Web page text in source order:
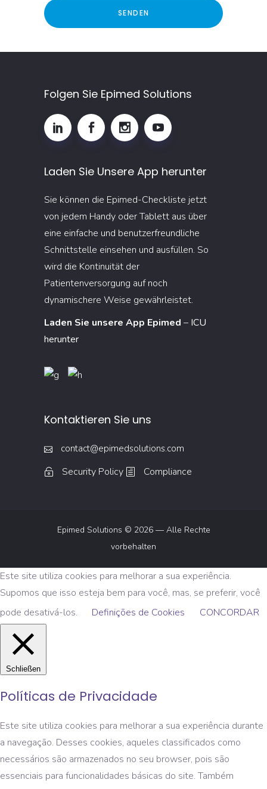
Folgen Sie Epimed Solutions
Laden Sie Unsere App herunter
Sie können die Epimed-Checkliste jetzt
von jedem Handy oder Tablett aus über
eine einfache und benutzerfreundliche
Schnittstelle einsehen und ausfüllen. So
wird die Kontinuität der
Patientenversorgung auf noch
dynamischere Weise gewährleistet.
Laden Sie unsere App Epimed – ICU
herunter
Kontaktieren Sie uns
contact@epimedsolutions.com
Security Policy Compliance
Epimed Solutions © 2026 — Alle Rechte
vorbehalten
Este site utiliza cookies para melhorar a sua experiência.
Supomos que isso esteja bem para você, mas, se preferir, você
pode desativá-los.
Definições de Cookies CONCORDAR
Schließen
Políticas de Privacidade
Este site utiliza cookies para melhorar a sua experiência durante
a navegação. Desses cookies, aqueles classificados como
necessários são armazenados no seu browser, pois são
essenciais para funcionalidades básicas do site. Também